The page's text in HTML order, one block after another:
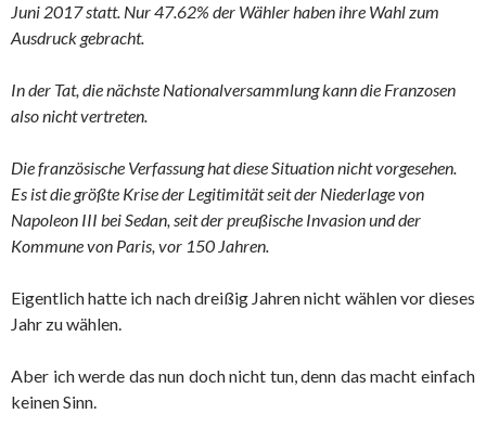
Juni 2017 statt. Nur 47.62% der Wähler haben ihre Wahl zum
Ausdruck gebracht.
In der Tat, die nächste Nationalversammlung kann die Franzosen
also nicht vertreten.
Die französische Verfassung hat diese Situation nicht vorgesehen.
Es ist die größte Krise der Legitimität seit der Niederlage von
Napoleon III bei Sedan, seit der preußische Invasion und der
Kommune von Paris, vor 150 Jahren.
Eigentlich hatte ich nach dreißig Jahren nicht wählen vor dieses
Jahr zu wählen.
Aber ich werde das nun doch nicht tun, denn das macht einfach
keinen Sinn.